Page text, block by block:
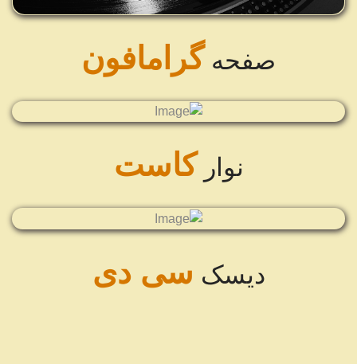
صفحه گرامافون
نوار کاست
دیسک سی دی
27
شهریور
تاریخچه نوار کاست و ضبط
11
مروری بر دستگاه‌های مختلف
پخش موسیقی در طول تاریخ